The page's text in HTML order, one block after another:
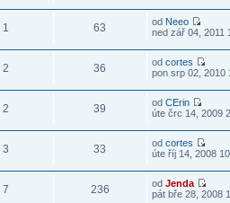
1 63 od Neeo
ned zář 04, 2011
2 36 odcortes
pon srp 02, 2010
2 39 odCErin
úte črc 14, 2009
3 33 odcortes
úte říj 14, 2008
7 236 odJenda
pát bře 28, 2008